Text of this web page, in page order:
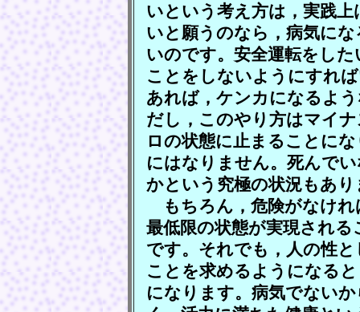
いという考え方は，実践
いと願うのなら，病気に
いのです。安全運転をし
ことをしないようにすれ
あれば，ケンカになるよ
だし，このやり方はマイ
ロの状態に止まることに
にはなりません。死んで
かという究極の状況もあり
もちろん，危険がなけれ
最低限の状態が実現され
です。それでも，人の性
ことを求めるようになる
になります。病気でない